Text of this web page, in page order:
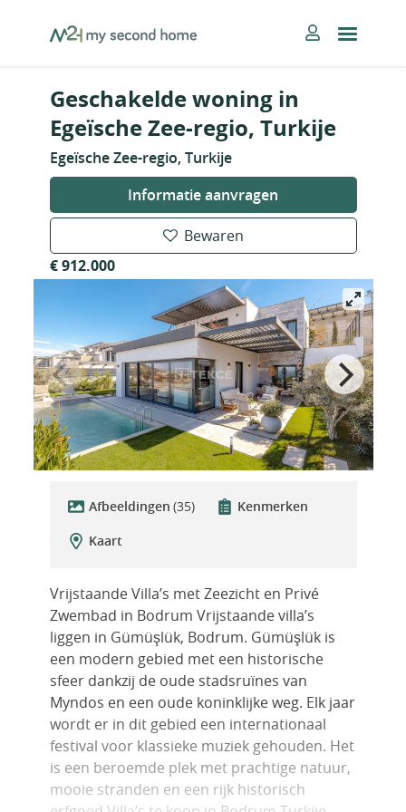
MySecondHome
Geschakelde woning in
Egeïsche Zee-regio, Turkije
Egeïsche Zee-regio, Turkije
Informatie aanvragen
Bewaren
€ 912.000
Afbeeldingen (35)
Kenmerken
Kaart
Vrijstaande Villa’s met Zeezicht en Privé
Zwembad in Bodrum Vrijstaande villa’s
liggen in Gümüşlük, Bodrum. Gümüşlük is
een modern gebied met een historische
sfeer dankzij de oude stadsruïnes van
Myndos en een oude koninklijke weg. Elk jaar
wordt er in dit gebied een internationaal
festival voor klassieke muziek gehouden. Het
is een beroemde plek met prachtige natuur,
mooie stranden en een rijk historisch